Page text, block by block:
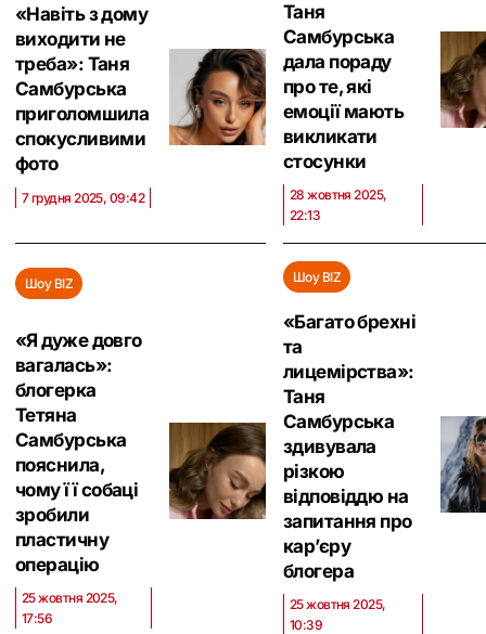
«Навіть з дому
виходити не
треба»: Таня
Самбурська
приголомшила
спокусливими
фото
7 грудня 2025, 09:42
Таня
Самбурська
дала пораду
про те, які
емоції мають
викликати
стосунки
28 жовтня 2025,
22:13
Шоу BIZ
«Я дуже довго
вагалась»:
блогерка
Тетяна
Самбурська
пояснила,
чому її собаці
зробили
пластичну
операцію
25 жовтня 2025,
17:56
Шоу BIZ
«Багато брехні
та
лицемірства»:
Таня
Самбурська
здивувала
різкою
відповіддю на
запитання про
кар’єру
блогера
25 жовтня 2025,
10:39